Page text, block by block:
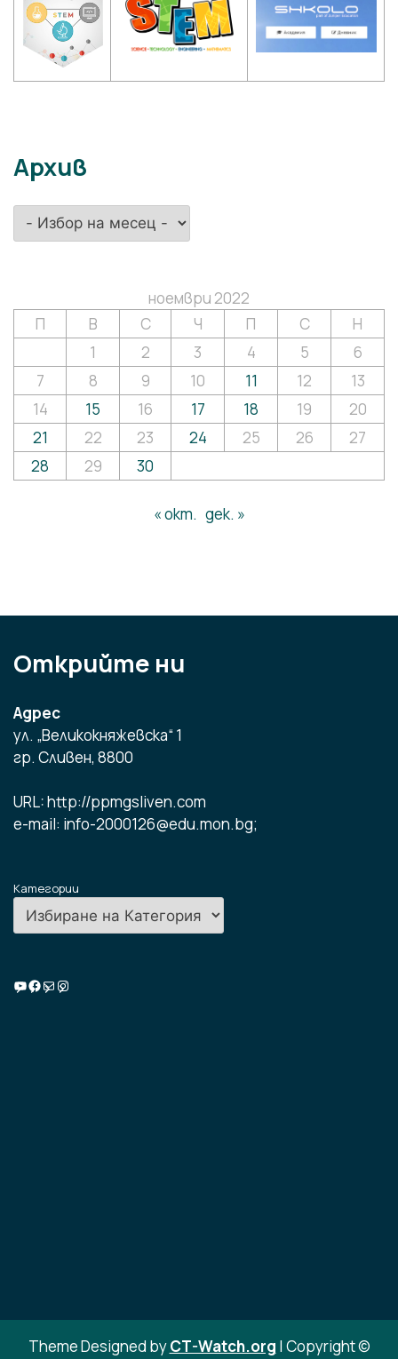
Архив
Архив
ноември 2022
П
В С Ч П С
Н
1
2 3 4 5
6
7
8 9 10 11 12
13
14
15 16 17 18 19
20
21
22 23 24 25 26
27
28
29 30
« окт. дек. »
Открийте ни
Адрес
ул. „Великокняжевска“ 1
гр. Сливен, 8800
URL: http://ppmgsliven.com
e-mail: info-2000126@edu.mon.bg;
Категории
Училищна ТВFacebook
Имейл
Instagram
Theme Designed byCT-Watch.org | Copyright ©